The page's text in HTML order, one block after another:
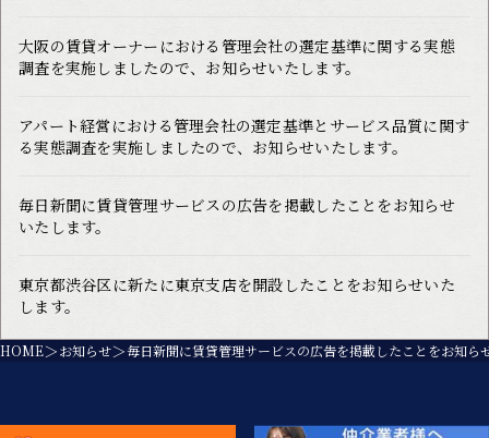
大阪の賃貸オーナーにおける管理会社の選定基準に関する実態
調査を実施しましたので、お知らせいたします。
アパート経営における管理会社の選定基準とサービス品質に関す
る実態調査を実施しましたので、お知らせいたします。
毎日新聞に賃貸管理サービスの広告を掲載したことをお知らせ
いたします。
東京都渋谷区に新たに東京支店を開設したことをお知らせいた
します。
HOME お知らせ 毎日新聞に賃貸管理サービスの広告を掲載したことをお知ら